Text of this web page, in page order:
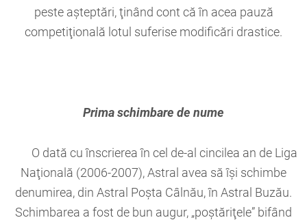
peste aşteptări, ţinând cont că în acea pauză
competiţională lotul suferise modificări drastice.
Prima schimbare de nume
O dată cu înscrierea în cel de-al cincilea an de Liga
Naţională (2006-2007), Astral avea să îşi schimbe
denumirea, din Astral Poşta Câlnău, în Astral Buzău.
Schimbarea a fost de bun augur, „poştăriţele” bifând